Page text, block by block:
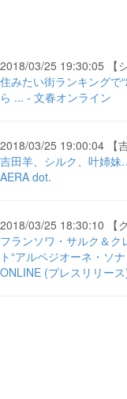
2018/03/25 19:30:05 【
住みたい街ランキングで
ら ... - 文春オンライン
2018/03/25 19:00:04 【吉
吉田羊、シルク、叶姉
AERA dot.
2018/03/25 18:30:10 【
フランソワ・サルク＆
ト“アルペジオーネ・ソ
ONLINE (プレスリリー